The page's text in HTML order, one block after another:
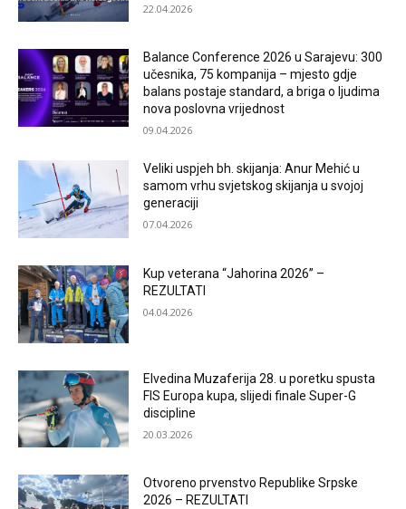
22.04.2026
Balance Conference 2026 u Sarajevu: 300
učesnika, 75 kompanija – mjesto gdje
balans postaje standard, a briga o ljudima
nova poslovna vrijednost
09.04.2026
Veliki uspjeh bh. skijanja: Anur Mehić u
samom vrhu svjetskog skijanja u svojoj
generaciji
07.04.2026
Kup veterana “Jahorina 2026” –
REZULTATI
04.04.2026
Elvedina Muzaferija 28. u poretku spusta
FIS Europa kupa, slijedi finale Super-G
discipline
20.03.2026
Otvoreno prvenstvo Republike Srpske
2026 – REZULTATI